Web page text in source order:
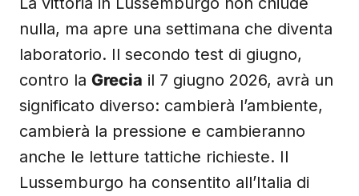
nulla, ma apre una settimana che diventa
laboratorio. Il secondo test di giugno,
contro la Grecia il 7 giugno 2026, avrà un
significato diverso: cambierà l’ambiente,
cambierà la pressione e cambieranno
anche le letture tattiche richieste. Il
Lussemburgo ha consentito all’Italia di